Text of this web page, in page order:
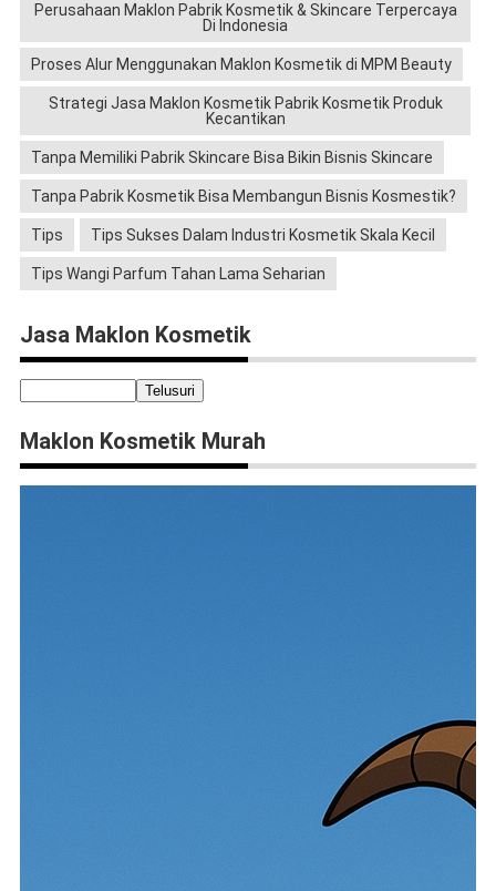
Perusahaan Maklon Pabrik Kosmetik & Skincare Terpercaya
Di Indonesia
Proses Alur Menggunakan Maklon Kosmetik di MPM Beauty
Strategi Jasa Maklon Kosmetik Pabrik Kosmetik Produk
Kecantikan
Tanpa Memiliki Pabrik Skincare Bisa Bikin Bisnis Skincare
Tanpa Pabrik Kosmetik Bisa Membangun Bisnis Kosmestik?
Tips Tips Sukses Dalam Industri Kosmetik Skala Kecil
Tips Wangi Parfum Tahan Lama Seharian
Jasa Maklon Kosmetik
Maklon Kosmetik Murah